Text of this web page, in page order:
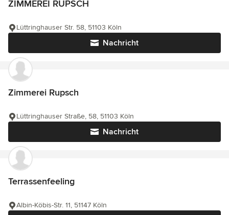
ZIMMEREI RUPSCH
Nachricht
Lüttringhauser Str. 58, 51103 Köln
Zimmerei Rupsch
Nachricht
Lüttringhauser Straße, 58, 51103 Köln
Terrassenfeeling
Albin-Köbis-Str. 11, 51147 Köln